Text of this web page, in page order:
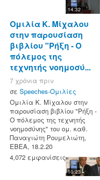
14:32
Ομιλία Κ. Μίχαλου
στην παρουσίαση
βιβλίου "Ρήξη - Ο
πόλεμος της
τεχνητής νοημοσύ...
7 χρόνια πριν
σε Speeches-Ομιλίες
Ομιλία Κ. Μίχαλου στην
παρουσίαση βιβλίου "Ρήξη -
Ο πόλεμος της τεχνητής
νοημοσύνης" του ομ. καθ.
Παναγιώτη Ρουμελιώτη,
EBEA, 18.2.20
4,072 εμφανίσεις
10:23